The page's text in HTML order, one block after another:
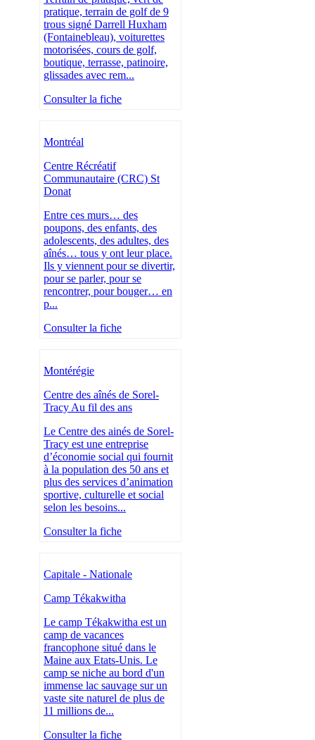
pratique, terrain de golf de 9
trous signé Darrell Huxham
(Fontainebleau), voiturettes
motorisées, cours de golf,
boutique, terrasse, patinoire,
glissades avec rem...
Consulter la fiche
Montréal
Centre Récréatif
Communautaire (CRC) St
Donat
Entre ces murs… des
poupons, des enfants, des
adolescents, des adultes, des
aînés… tous y ont leur place.
Ils y viennent pour se divertir,
pour se parler, pour se
rencontrer, pour bouger… en
p...
Consulter la fiche
Montérégie
Centre des aînés de Sorel-
Tracy Au fil des ans
Le Centre des ainés de Sorel-
Tracy est une entreprise
d’économie social qui fournit
à la population des 50 ans et
plus des services d’animation
sportive, culturelle et social
selon les besoins...
Consulter la fiche
Capitale - Nationale
Camp Tékakwitha
Le camp Tékakwitha est un
camp de vacances
francophone situé dans le
Maine aux Etats-Unis. Le
camp se niche au bord d'un
immense lac sauvage sur un
vaste site naturel de plus de
11 millions de...
Consulter la fiche